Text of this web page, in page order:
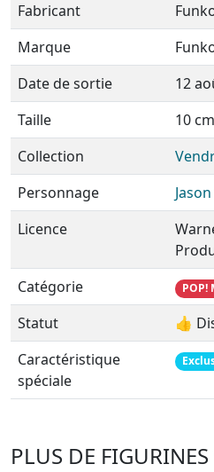
Fabricant
Marque
Date de sortie
12
Taille
10
Collection
Personnage
Licence
Catégorie
POP!
Statut
👍
Caractéristique
spéciale
PLUS DE